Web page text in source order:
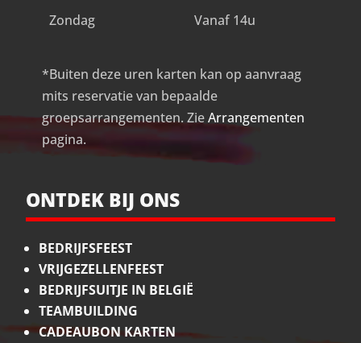
Zondag
Vanaf 14u
*Buiten deze uren karten kan op aanvraag
mits reservatie van bepaalde
groepsarrangementen. ZieArrangementen
pagina.
ONTDEK BIJ ONS
BEDRIJFSFEEST
VRIJGEZELLENFEEST
BEDRIJFSUITJE IN BELGIË
TEAMBUILDING
CADEAUBON KARTEN